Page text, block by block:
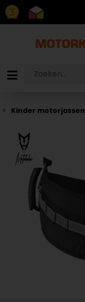
8.7
Kinder motorjassen